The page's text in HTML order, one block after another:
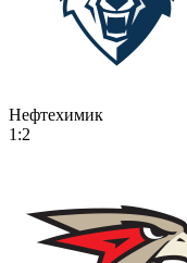
Нефтехимик
1:2